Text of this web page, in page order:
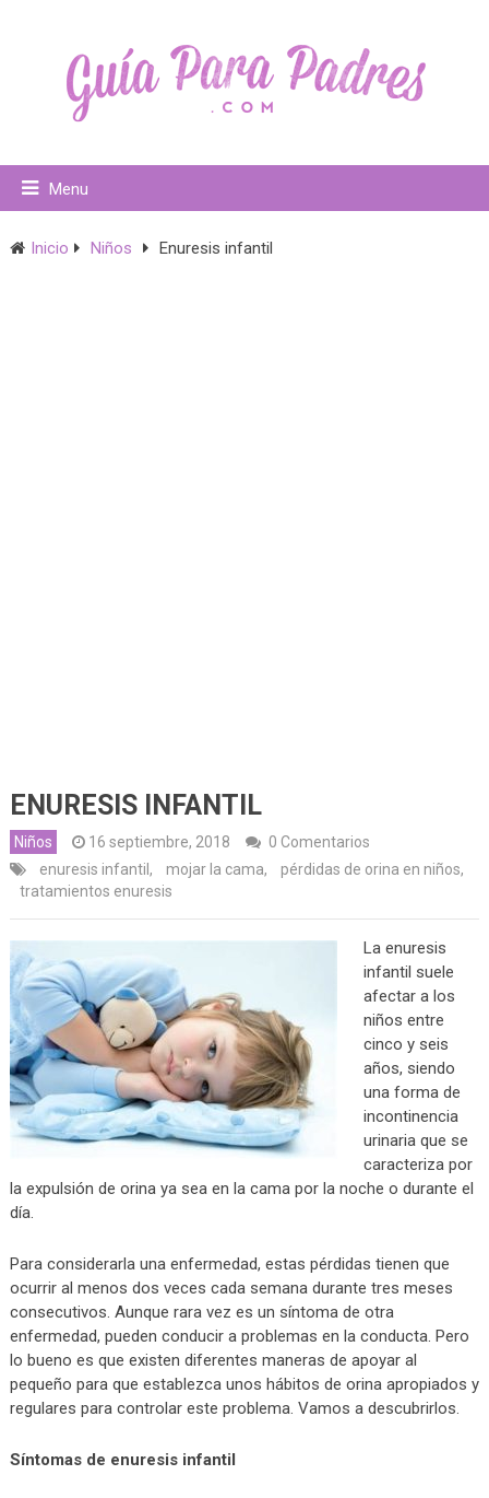
Menu
Inicio Niños Enuresis infantil
ENURESIS INFANTIL
Niños 16 septiembre, 2018
0 Comentarios
enuresis infantil , mojar la cama, pérdidas de orina en niños,
tratamientos enuresis
La enuresis
infantil suele
afectar a los
niños entre
cinco y seis
años, siendo
una forma de
incontinencia
urinaria que se
caracteriza por
la expulsión de orina ya sea en la cama por la noche o durante el
día.
Para considerarla una enfermedad, estas pérdidas tienen que
ocurrir al menos dos veces cada semana durante tres meses
consecutivos. Aunque rara vez es un síntoma de otra
enfermedad, pueden conducir a problemas en la conducta. Pero
lo bueno es que existen diferentes maneras de apoyar al
pequeño para que establezca unos hábitos de orina apropiados y
regulares para controlar este problema. Vamos a descubrirlos.
Síntomas de enuresis infantil